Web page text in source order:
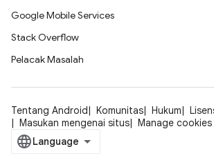
Google Mobile Services
Stack Overflow
Pelacak Masalah
Tentang Android Komunitas Hukum
Masukan mengenai situs
Manage cookies